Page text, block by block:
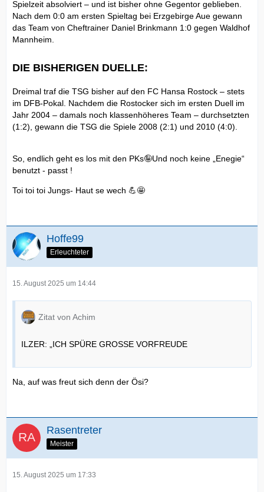
Spielzeit absolviert – und ist bisher ohne Gegentor geblieben.
Nach dem 0:0 am ersten Spieltag bei Erzgebirge Aue gewann
das Team von Cheftrainer Daniel Brinkmann 1:0 gegen Waldhof
Mannheim.
DIE BISHERIGEN DUELLE:
Dreimal traf die TSG bisher auf den FC Hansa Rostock – stets
im DFB-Pokal. Nachdem die Rostocker sich im ersten Duell im
Jahr 2004 – damals noch klassenhöheres Team – durchsetzten
(1:2), gewann die TSG die Spiele 2008 (2:1) und 2010 (4:0).
So, endlich geht es los mit den PKs🤪Und noch keine „Enegie“
benutzt - passt !
Toi toi toi Jungs- Haut se wech 💪🤩
Hoffe99
Erleuchteter
15. August 2025 um 14:44
Zitat von Achim
ILZER: „ICH SPÜRE GROSSE VORFREUDE
Na, auf was freut sich denn der Ösi?
Rasentreter
Meister
15. August 2025 um 17:33